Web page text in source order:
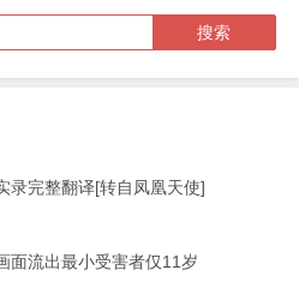
录完整翻译[转自凤凰天使]
面流出最小受害者仅11岁